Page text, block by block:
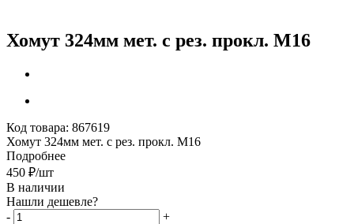
Хомут 324мм мет. с рез. прокл. М16
Код товара: 867619
Хомут 324мм мет. с рез. прокл. М16
Подробнее
450 ₽/шт
В наличии
Нашли дешевле?
-
+